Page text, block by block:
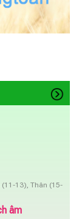
(11-13), Thân (15-
âm